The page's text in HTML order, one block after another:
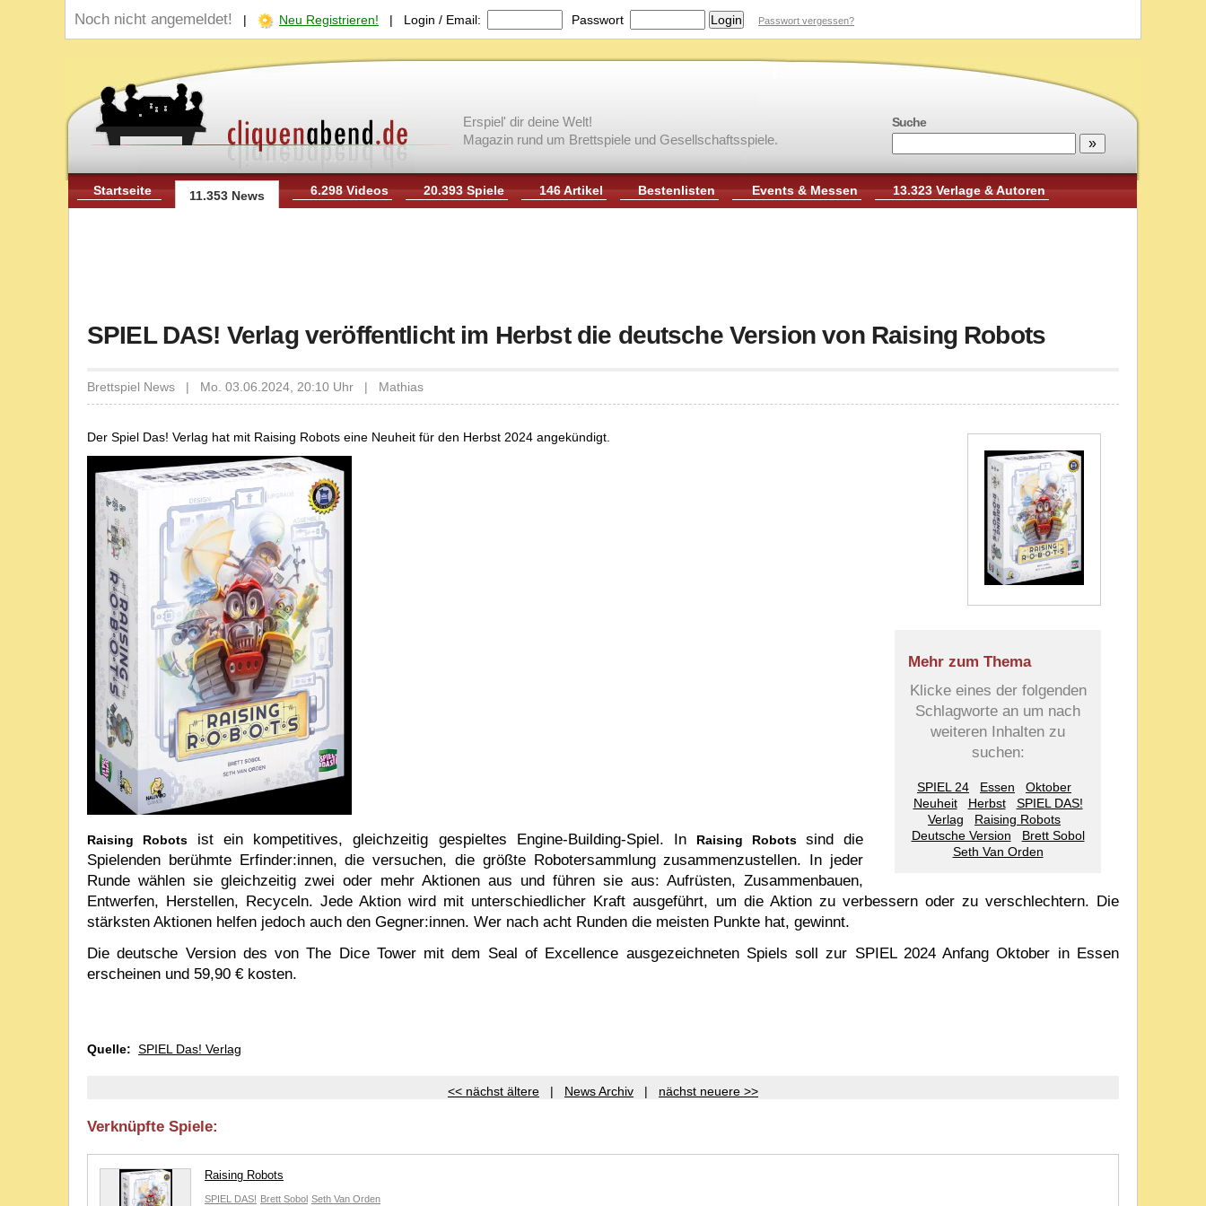
Noch nicht angemeldet! | Neu Registrieren! | Login / Email: Passwort Passwort vergessen?
Suche
Erspiel' dir deine Welt!
Magazin rund um Brettspiele und Gesellschaftsspiele.
Startseite 11.353 News 6.298 Videos 20.393 Spiele 146 Artikel Bestenlisten Events & Messen 13.323 Verlage & Autoren
SPIEL DAS! Verlag veröffentlicht im Herbst die deutsche Version von Raising Robots
Brettspiel News | Mo. 03.06.2024, 20:10 Uhr | Mathias
Mehr zum Thema
Klicke eines der folgenden
Schlagworte an um nach
weiteren Inhalten zu
suchen:
SPIEL 24 Essen
Oktober
Neuheit
Herbst
SPIEL DAS!
Verlag
Raising Robots
Deutsche Version
Brett Sobol
Seth Van Orden
Der Spiel Das! Verlag hat mit Raising Robots eine Neuheit für den Herbst 2024 angekündigt.
Raising Robots ist ein kompetitives, gleichzeitig gespieltes Engine-Building-Spiel. In Raising Robots sind die
Spielenden berühmte Erfinder:innen, die versuchen, die größte Robotersammlung zusammenzustellen. In jeder
Runde wählen sie gleichzeitig zwei oder mehr Aktionen aus und führen sie aus: Aufrüsten, Zusammenbauen,
Entwerfen, Herstellen, Recyceln. Jede Aktion wird mit unterschiedlicher Kraft ausgeführt, um die Aktion zu verbessern oder zu verschlechtern. Die
stärksten Aktionen helfen jedoch auch den Gegner:innen. Wer nach acht Runden die meisten Punkte hat, gewinnt.
Die deutsche Version des von The Dice Tower mit dem Seal of Excellence ausgezeichneten Spiels soll zur SPIEL 2024 Anfang Oktober in Essen
erscheinen und 59,90 € kosten.
Quelle: SPIEL Das! Verlag
<< nächst ältere | News Archiv | nächst neuere >>
Verknüpfte Spiele:
Raising Robots
SPIEL DAS! Brett Sobol Seth Van Orden